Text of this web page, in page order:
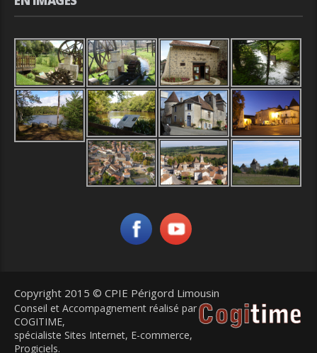
Copyright 2015 © CPIE Périgord Limousin
Conseil et Accompagnement réalisé par
COGITIME,
spécialiste Sites Internet, E-commerce,
Progiciels.